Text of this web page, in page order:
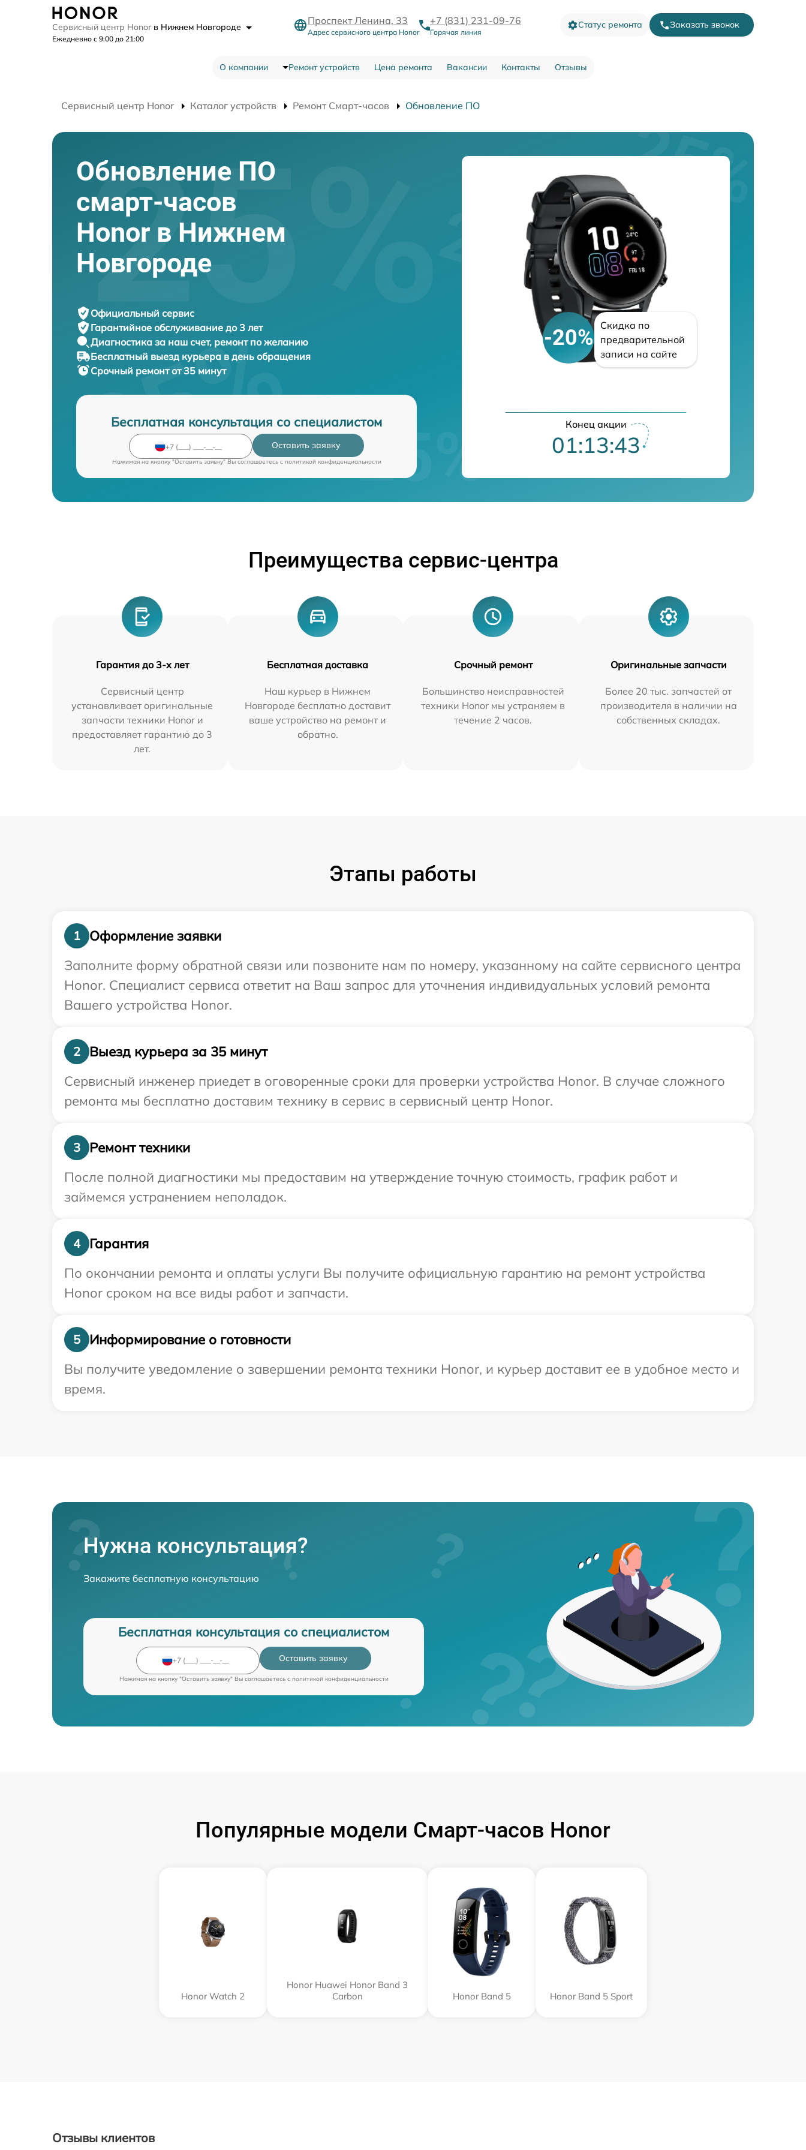
Сервисный центр Honor в Нижнем Новгороде
Ежедневно с 9:00 до 21:00
Проспект Ленина, 33
Адрес сервисного центра Honor
+7 (831) 231-09-76
Горячая линия
Статус ремонта Заказать звонок
О компании Ремонт устройств Цена ремонта Вакансии Контакты Отзывы
Сервисный центр Honor Каталог устройств Ремонт Смарт-часов Обновление ПО
Обновление ПО
смарт-часов
Honor в Нижнем
Новгороде
Официальный сервис
Гарантийное обслуживание до 3 лет
Диагностика за наш счет, ремонт по желанию
Бесплатный выезд курьера в день обращения
Срочный ремонтот 35 минут
Бесплатная консультация со специалистом
Оставить заявку
Нажимая на кнопку "Оставить заявку" Вы соглашаетесь c политикой конфиденциальности
-20%
Скидка по
предварительной
записи на сайте
Конец акции
01:13:42
Преимущества сервис-центра
Гарантия до 3-х лет
Сервисный центр
устанавливает оригинальные
запчасти техники Honor и
предоставляет гарантию до 3
лет.
Бесплатная доставка
Наш курьер в Нижнем
Новгороде бесплатно доставит
ваше устройство на ремонт и
обратно.
Срочный ремонт
Большинство неисправностей
техники Honor мы устраняем в
течение 2 часов.
Оригинальные запчасти
Более 20 тыс. запчастей от
производителя в наличии на
собственных складах.
Этапы работы
1
Оформление заявки
Заполните форму обратной связи или позвоните нам по номеру, указанному на сайте сервисного центра
Honor. Специалист сервиса ответит на Ваш запрос для уточнения индивидуальных условий ремонта
Вашего устройства Honor.
2
Выезд курьера за 35 минут
Сервисный инженер приедет в оговоренные сроки для проверки устройства Honor. В случае сложного
ремонта мы бесплатно доставим технику в сервис в сервисный центр Honor.
3
Ремонт техники
После полной диагностики мы предоставим на утверждение точную стоимость, график работ и
займемся устранением неполадок.
4
Гарантия
По окончании ремонта и оплаты услуги Вы получите официальную гарантию на ремонт устройства
Honor сроком на все виды работ и запчасти.
5
Информирование о готовности
Вы получите уведомление о завершении ремонта техники Honor, и курьер доставит ее в удобное место и
время.
Нужна консультация?
Закажите бесплатную консультацию
Бесплатная консультация со специалистом
Оставить заявку
Нажимая на кнопку "Оставить заявку" Вы соглашаетесь c политикой конфиденциальности
Популярные модели Смарт-часов Honor
Honor Watch 2
Honor Huawei Honor Band 3
Carbon
Honor Band 5 Honor Band 5 Sport
Отзывы клиентов